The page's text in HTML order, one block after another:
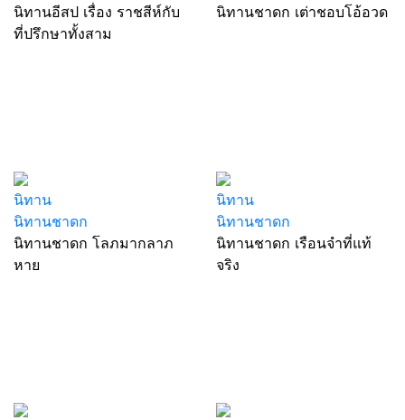
นิทานอีสป เรื่อง ราชสีห์กับ
ที่ปรึกษาทั้งสาม
นิทานชาดก เต่าชอบโอ้อวด
นิทาน
นิทานชาดก
นิทานชาดก โลภมากลาภ
หาย
นิทาน
นิทานชาดก
นิทานชาดก เรือนจำที่แท้
จริง